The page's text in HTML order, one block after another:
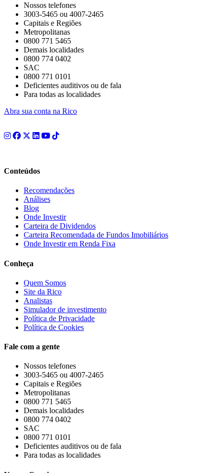
Nossos telefones
3003-5465 ou 4007-2465
Capitais e Regiões
Metropolitanas
0800 771 5465
Demais localidades
0800 774 0402
SAC
0800 771 0101
Deficientes auditivos ou de fala
Para todas as localidades
Abra sua conta na Rico
Conteúdos
Recomendações
Análises
Blog
Onde Investir
Carteira de Dividendos
Carteira Recomendada de Fundos Imobiliários
Onde Investir em Renda Fixa
Conheça
Quem Somos
Site da Rico
Analistas
Simulador de investimento
Política de Privacidade
Política de Cookies
Fale com a gente
Nossos telefones
3003-5465 ou 4007-2465
Capitais e Regiões
Metropolitanas
0800 771 5465
Demais localidades
0800 774 0402
SAC
0800 771 0101
Deficientes auditivos ou de fala
Para todas as localidades